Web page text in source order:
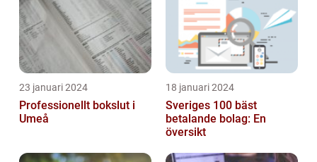
23 januari 2024
Professionellt bokslut i
Umeå
18 januari 2024
Sveriges 100 bäst
betalande bolag: En
översikt